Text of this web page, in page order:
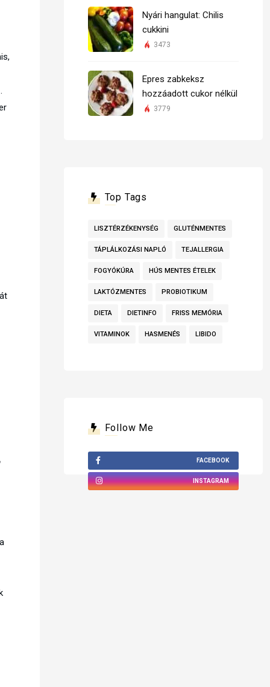
Nyári hangulat: Chilis
cukkini
3473
Epres zabkeksz
hozzáadott cukor nélkül
3779
Top Tags
LISZTÉRZÉKENYSÉG GLUTÉNMENTES
TÁPLÁLKOZÁSI NAPLÓ TEJALLERGIA
FOGYÓKÚRA HÚS MENTES ÉTELEK
LAKTÓZMENTES PROBIOTIKUM
DIETA DIETINFO FRISS MEMÓRIA
VITAMINOK HASMENÉS LIBIDO
Follow Me
FACEBOOK
INSTAGRAM